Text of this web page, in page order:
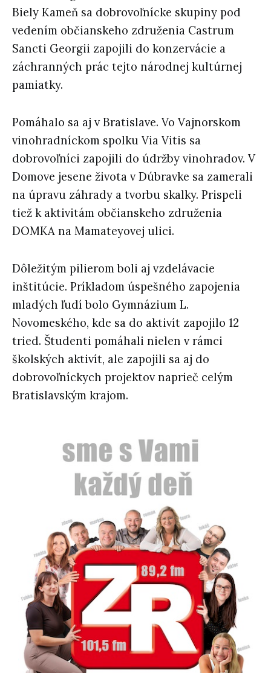
Biely Kameň sa dobrovoľnícke skupiny pod
vedením občianskeho združenia Castrum
Sancti Georgii zapojili do konzervácie a
záchranných prác tejto národnej kultúrnej
pamiatky.
Pomáhalo sa aj v Bratislave. Vo Vajnorskom
vinohradníckom spolku Via Vitis sa
dobrovoľníci zapojili do údržby vinohradov. V
Domove jesene života v Dúbravke sa zamerali
na úpravu záhrady a tvorbu skalky. Prispeli
tiež k aktivitám občianskeho združenia
DOMKA na Mamateyovej ulici.
Dôležitým pilierom boli aj vzdelávacie
inštitúcie. Príkladom úspešného zapojenia
mladých ľudí bolo Gymnázium L.
Novomeského, kde sa do aktivít zapojilo 12
tried. Študenti pomáhali nielen v rámci
školských aktivít, ale zapojili sa aj do
dobrovoľníckych projektov naprieč celým
Bratislavským krajom.